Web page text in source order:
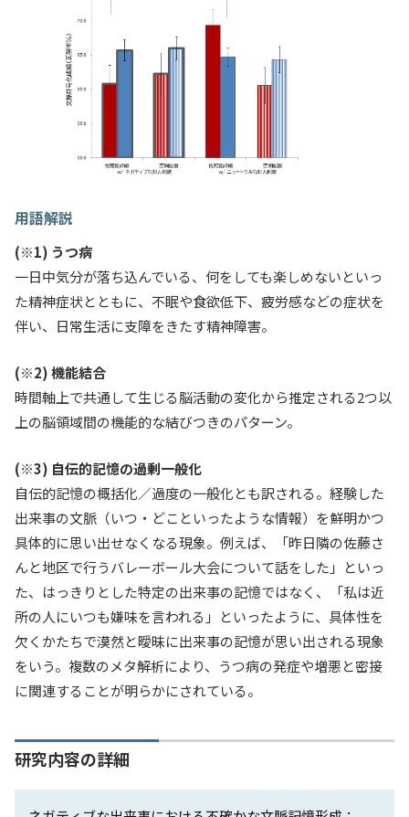
用語解説
(※1) うつ病
一日中気分が落ち込んでいる、何をしても楽しめないといっ
た精神症状とともに、不眠や食欲低下、疲労感などの症状を
伴い、日常生活に支障をきたす精神障害。
(※2) 機能結合
時間軸上で共通して生じる脳活動の変化から推定される2つ以
上の脳領域間の機能的な結びつきのパターン。
(※3) 自伝的記憶の過剰一般化
自伝的記憶の概括化／過度の一般化とも訳される。経験した
出来事の文脈（いつ・どこといったような情報）を鮮明かつ
具体的に思い出せなくなる現象。例えば、「昨日隣の佐藤さ
んと地区で行うバレーボール大会について話をした」といっ
た、はっきりとした特定の出来事の記憶ではなく、「私は近
所の人にいつも嫌味を言われる」といったように、具体性を
欠くかたちで漠然と曖昧に出来事の記憶が思い出される現象
をいう。複数のメタ解析により、うつ病の発症や増悪と密接
に関連することが明らかにされている。
研究内容の詳細